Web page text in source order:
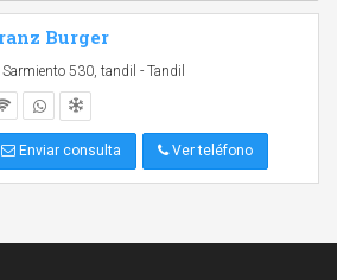
Burger
Sarmiento 530, tandil - Tandil
Enviar consulta Ver teléfono